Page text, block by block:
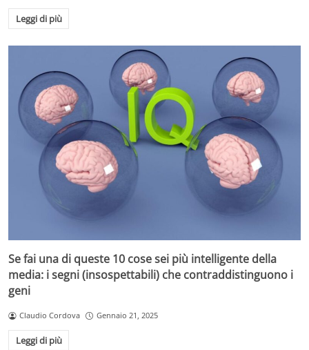
Leggi di più
Se fai una di queste 10 cose sei più intelligente della
media: i segni (insospettabili) che contraddistinguono i
geni
Claudio Cordova Gennaio 21, 2025
Leggi di più